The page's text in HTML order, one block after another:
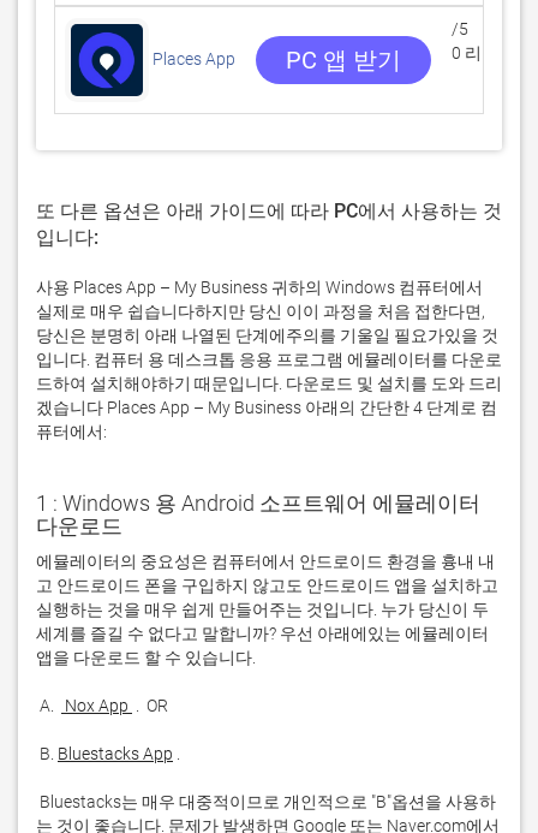
Places App PC 앱 받기
/5
0 리뷰
또 다른 옵션은 아래 가이드에 따라 PC에서 사용하는 것
입니다:
사용 Places App – My Business 귀하의 Windows 컴퓨터에서
실제로 매우 쉽습니다하지만 당신 이이 과정을 처음 접한다면,
당신은 분명히 아래 나열된 단계에주의를 기울일 필요가있을 것
입니다. 컴퓨터 용 데스크톱 응용 프로그램 에뮬레이터를 다운로
드하여 설치해야하기 때문입니다. 다운로드 및 설치를 도와 드리
겠습니다 Places App – My Business 아래의 간단한 4 단계로 컴
퓨터에서:
1 : Windows 용 Android 소프트웨어 에뮬레이터
다운로드
에뮬레이터의 중요성은 컴퓨터에서 안드로이드 환경을 흉내 내
고 안드로이드 폰을 구입하지 않고도 안드로이드 앱을 설치하고
실행하는 것을 매우 쉽게 만들어주는 것입니다. 누가 당신이 두
세계를 즐길 수 없다고 말합니까? 우선 아래에있는 에뮬레이터
A. Nox App
B. Bluestacks App
는 것이 좋습니다. 문제가 발생하면 Google 또는 Naver.com에서